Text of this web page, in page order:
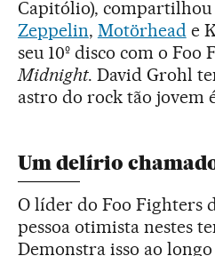
Capitólio),
Zeppelin, Motörhead e
seu 10º disco com o Foo
Midnight. David Grohl
astro do rock tão jovem
Um delírio
O líder do Foo Fighters
pessoa otimista nestes
Demonstra isso ao longo